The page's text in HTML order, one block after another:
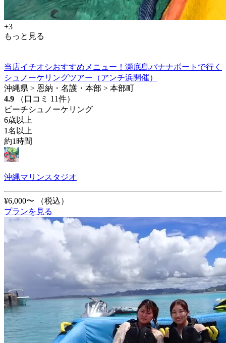
+3
もっと見る
当店イチオシおすすめメニュー！瀬底島バナナボートで行く
シュノーケリングツアー（アンチ浜開催）
沖縄県 > 恩納・名護・本部 > 本部町
4.9
（口コミ 11件）
ビーチシュノーケリング
6歳以上
1名以上
約1時間
沖縄マリンスタジオ
¥6,000〜
（税込）
プランを見る